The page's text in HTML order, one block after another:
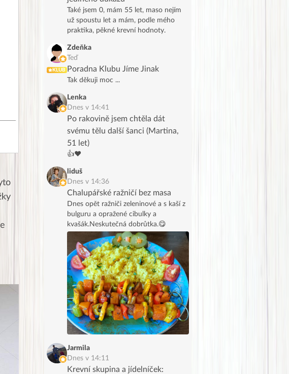
Také jsem 0, mám 55 let, maso nejím
už spoustu let a mám, podle mého
praktika, pěkné krevní hodnoty.
KLUB
Zdeňka
Teď
Poradna Klubu Jíme Jinak
Tak děkuji moc ...
Lenka
Dnes v 14:41
Po rakovině jsem chtěla dát
svému tělu další šanci (Martina,
51 let)
👍❤️
liduš
Dnes v 14:36
Chalupářské ražničí bez masa
Dnes opět ražniči zeleninové a s kaší z
bulguru a opražené cibulky a
kvašák.Neskutečná dobrůtka.😋
Jarmila
Dnes v 14:11
Krevní skupina a jídelníček: